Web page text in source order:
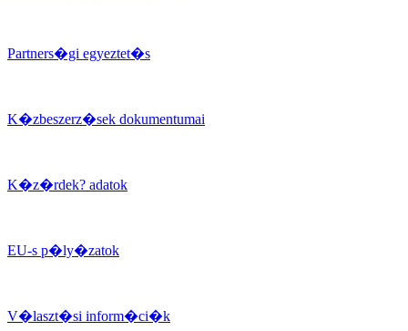
Partners�gi egyeztet�s
K�zbeszerz�sek dokumentumai
K�z�rdek? adatok
EU-s p�ly�zatok
V�laszt�si inform�ci�k